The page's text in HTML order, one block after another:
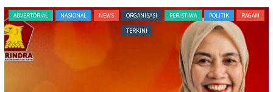
ADVERTORIAL NASIONAL NEWS ORGANISASI PERISTIWA POLITIK
RAGAM
TERKINI